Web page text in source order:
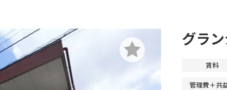
グラ
賃料
管理費＋共